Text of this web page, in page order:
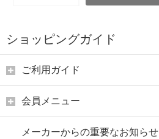
ショッピングガイド
ご利用ガイド
会員メニュー
メーカーからの重要なお知らせ